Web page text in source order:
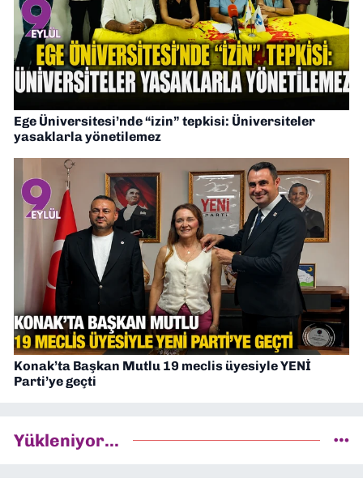
Ege Üniversitesi’nde “izin” tepkisi: Üniversiteler
yasaklarla yönetilemez
Konak’ta Başkan Mutlu 19 meclis üyesiyle YENİ
Parti’ye geçti
Yükleniyor...